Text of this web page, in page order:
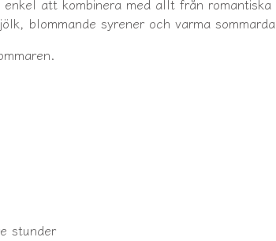
att kombinera med allt från
blommande syrener och varma
stunder